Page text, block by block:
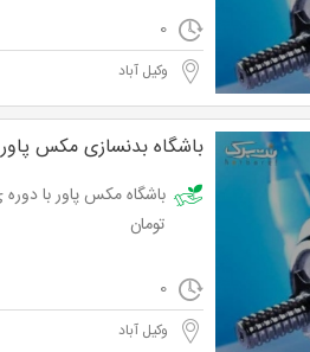
0
وکیل آباد
باشگاه بدنسازی مکس پاور
تومان
0
وکیل آباد